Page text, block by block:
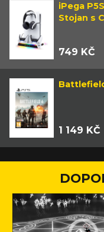
iPega
Stojan s
749 KČ
1 149 KČ